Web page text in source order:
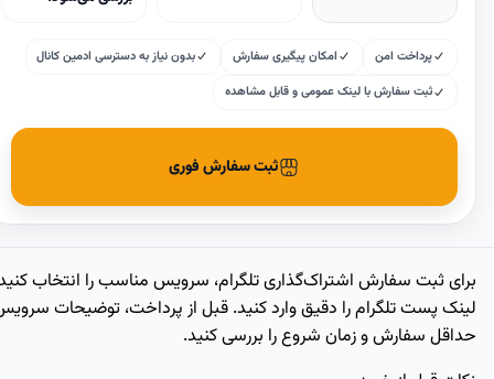
پرداخت امن امکان پیگیری سفارش
بدون نیاز به دسترسی ادمین کانال
ثبت سفارش با لینک عمومی و قابل مشاهده
ثبت سفارش فوری
ثبت سفارش اشتراک‌گذاری تلگرام، سرویس مناسب را انتخاب کنید و
پست تلگرام را دقیق وارد کنید. قبل از پرداخت، توضیحات سرویس،
سفارش و زمان شروع را بررسی کنید.